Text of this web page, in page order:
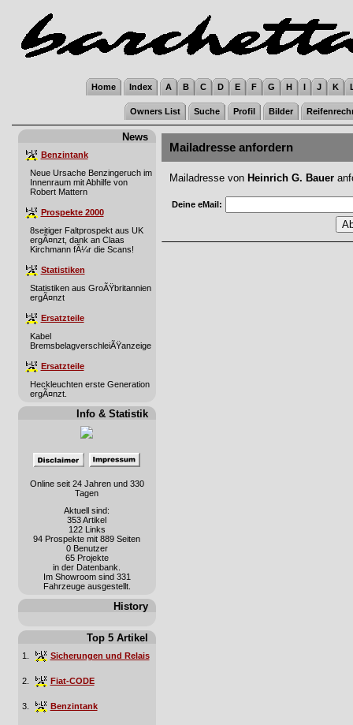
Home Index A B C D E F G H I J K
Owners List Suche Profil Bilder
News
Benzintank
Neue Ursache Benzingeruch im
Innenraum mit Abhilfe von
Robert Mattern
Prospekte 2000
8seitiger Faltprospekt aus UK
ergÃ¤nzt, dank an Claas
Kirchmann fÃ¼r die Scans!
Statistiken
Statistiken aus GroÃŸbritannien
ergÃ¤nzt
Ersatzteile
Kabel
BremsbelagverschleiÃŸanzeige
Ersatzteile
Heckleuchten erste Generation
ergÃ¤nzt.
Info & Statistik
Online seit 24 Jahren und 330
Tagen
Aktuell sind:
353 Artikel
122 Links
94 Prospekte mit 889 Seiten
0 Benutzer
65 Projekte
in der Datenbank.
Im Showroom sind 331
Fahrzeuge ausgestellt.
History
Top 5 Artikel
1. Sicherungen und Relais
2. Fiat-CODE
3. Benzintank
Mailadresse anfordern
Mailadresse von Heinrich G. Bauer
Deine eMail: